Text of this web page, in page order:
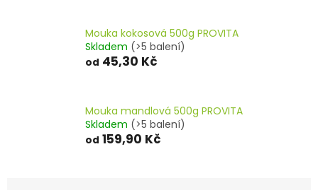
Mouka kokosová 500g PROVITA
Skladem (>5 balení)
od 45,30 Kč
Mouka mandlová 500g PROVITA
Skladem (>5 balení)
od 159,90 Kč